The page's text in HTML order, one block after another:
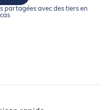
partagées avec des tiers en